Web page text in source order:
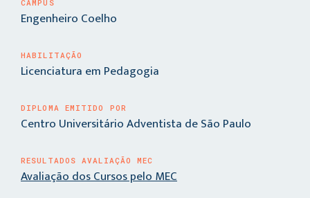
CAMPUS
Engenheiro Coelho
HABILITAÇÃO
Licenciatura em Pedagogia
DIPLOMA EMITIDO POR
Centro Universitário Adventista de São Paulo
RESULTADOS AVALIAÇÃO MEC
Avaliação dos Cursos pelo MEC